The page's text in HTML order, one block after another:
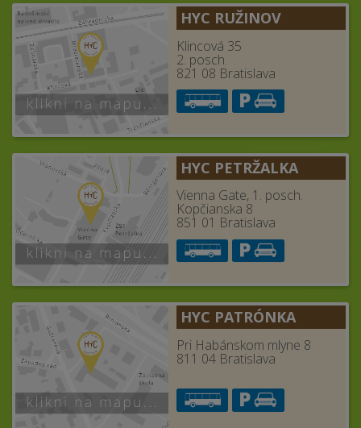
HYC RUŽINOV
Klincová 35
2. posch.
821 08 Bratislava
HYC PETRŽALKA
Vienna Gate, 1. posch.
Kopčianska 8
851 01 Bratislava
HYC PATRÓNKA
Pri Habánskom mlyne 8
811 04 Bratislava